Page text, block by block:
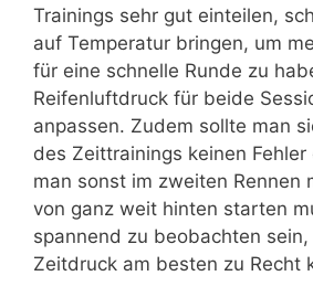
Trainings sehr gut einteilen,
auf Temperatur bringen, um
für eine schnelle Runde zu
Reifenluftdruck für beide
anpassen. Zudem sollte man
des Zeittrainings keinen
man sonst im zweiten Rennen
von ganz weit hinten starten
spannend zu beobachten
Zeitdruck am besten zu Recht